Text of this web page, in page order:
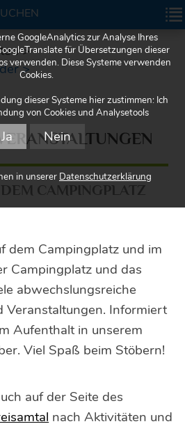
BUCHEN
>
>
CAMPINGPLATZ
dem Campingplatz und im
Campingplatz und das
abwechslungsreiche
Veranstaltungen. Informiert
Aufenthalt in unserem
Viel Spaß beim Stöbern!
auf der Seite des
nach Aktivitäten und
GoogleAnalytics zur Analyse Ihres
für Übersetzungen dieser
verwenden. Diese Systeme verwenden
Cookies.
dieser Systeme hier zustimmen: Ich
von Cookies und Analysetools
Ja Nein
in unserer Datenschutzerklärung